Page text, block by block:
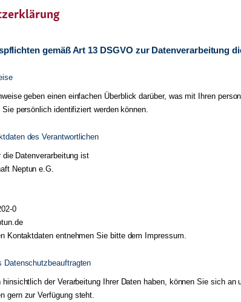
gemäß Art 13 DSGVO zur Datenverarbeitung
geben einen einfachen Überblick darüber, was mit Ihren
Sie persönlich identifiziert werden können.
des Verantwortlichen
die Datenverarbeitung ist
Neptun e.G.
0
Kontaktdaten entnehmen Sie bitte dem Impressum.
Datenschutzbeauftragten
hinsichtlich der Verarbeitung Ihrer Daten haben, können Sie sich
gern zur Verfügung steht.